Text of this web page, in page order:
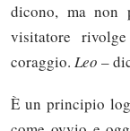
dicono, ma non
visitatore
coraggio. Leo –
È un principio